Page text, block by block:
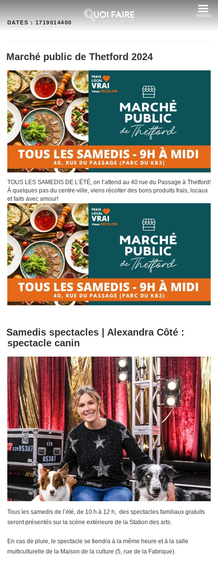
contenu
DATES : 1719014400
Marché public de Thetford 2024
TOUS LES SAMEDIS DE L’ÉTÉ, on t’attend au 40 rue du Passage à Thetford!
À quelques pas du centre-ville, viens récolter des bons produits frais, locaux
et faits avec amour!
Samedis spectacles | Alexandra Côté :
spectacle canin
Tous les samedis de l’été, de 10 h à 12 h, des spectacles familiaux gratuits
seront présentés sur la scène extérieure de la Station des arts.
En cas de pluie, le spectacle se tiendra à la même heure et à la salle
multiculturelle de la Maison de la culture (5, rue de la Fabrique).